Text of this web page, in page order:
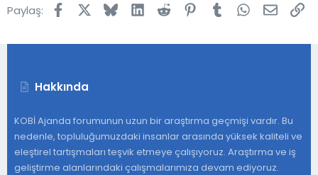
Paylaş: FacebookBlueskyLinkedInReddit Pinterest
Tumblr WhatsApp
E-
Hakkında
KOBİ Ajanda forumunun uzun bir araştırma geçmişi vardır. Bu
nedenle, topluluğumuzdaki insanlar arasında yüksek kaliteli ve
eleştirel tartışmaları teşvik etmeye çalışıyoruz. Araştırma ve iş
geliştirme alanlarındaki çalışmalarımıza devam ediyoruz.